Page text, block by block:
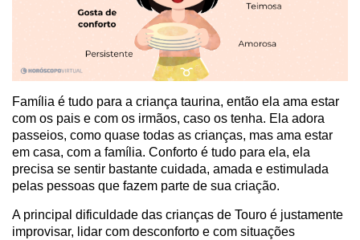
Família é tudo para a criança taurina, então ela ama estar
com os pais e com os irmãos, caso os tenha. Ela adora
passeios, como quase todas as crianças, mas ama estar
em casa, com a família. Conforto é tudo para ela, ela
precisa se sentir bastante cuidada, amada e estimulada
pelas pessoas que fazem parte de sua criação.
A principal dificuldade das crianças de Touro é justamente
improvisar, lidar com desconforto e com situações